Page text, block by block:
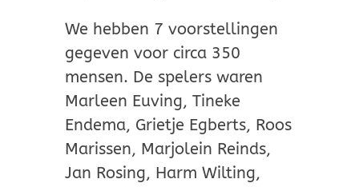
We hebben 7 voorstellingen
gegeven voor circa 350
mensen. De spelers waren
Marleen Euving, Tineke
Endema, Grietje Egberts, Roos
Marissen, Marjolein Reinds,
Jan Rosing, Harm Wilting,